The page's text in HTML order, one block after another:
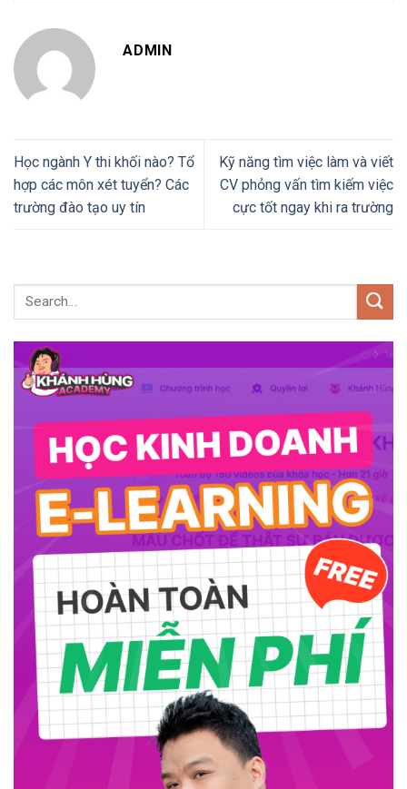
ADMIN
Học ngành Y thi khối nào? Tổ
hợp các môn xét tuyển? Các
trường đào tạo uy tín
Kỹ năng tìm việc làm và viết
CV phỏng vấn tìm kiếm việc
cực tốt ngay khi ra trường